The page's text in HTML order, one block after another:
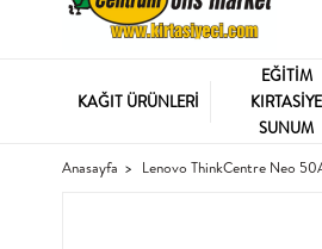
KAĞIT ÜRÜNLERİ
EĞİTİM
KIRTASİYE
SUNUM
Anasayfa Lenovo ThinkCentre Neo